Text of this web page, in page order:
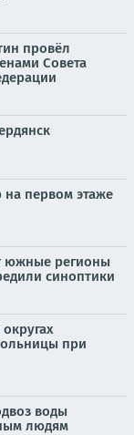
провёл
Совета
первом этаже
южные регионы
синоптики
при
воды
людям